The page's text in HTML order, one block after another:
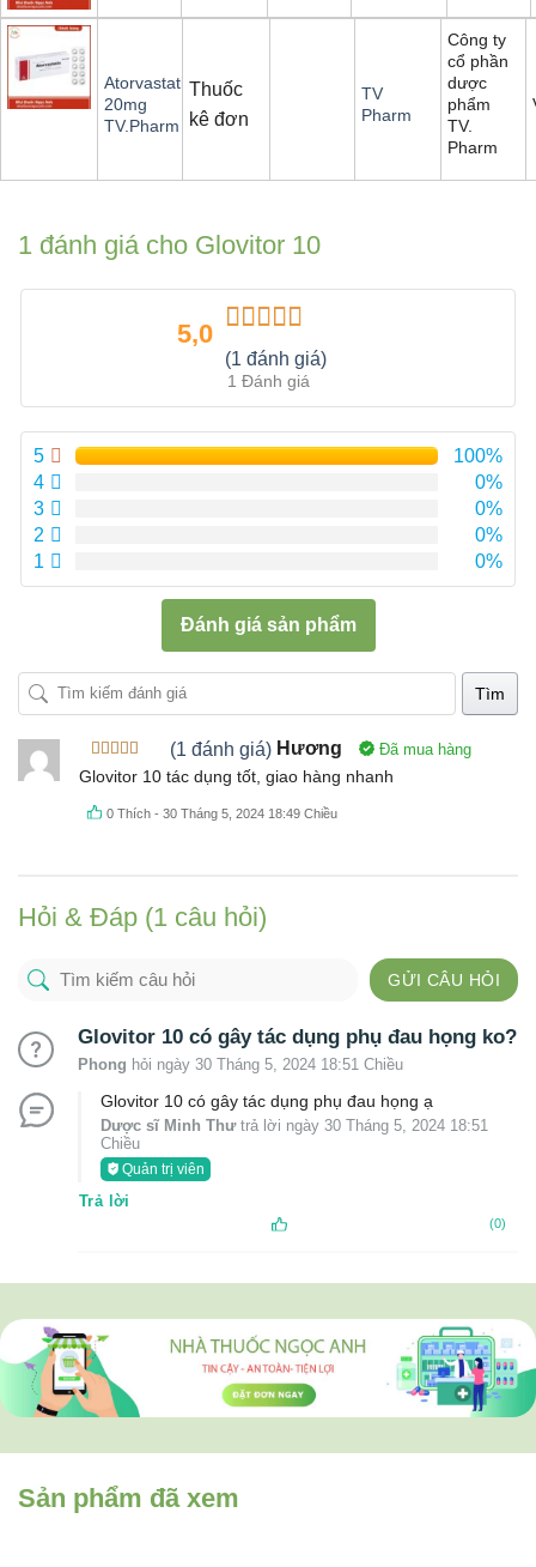
Atorvastatin
20mg
TV.Pharm
Thuốc
kê đơn
TV
Pharm
Công ty
cổ phần
dược
phẩm
TV.
Pharm
1 đánh giá cho Glovitor 10
5,0
Được xếp
hạng 5.00
sao
(1 đánh giá)
1 Đánh giá
5
100%
4
0%
3
0%
2
0%
1
0%
Đánh giá sản phẩm
Tìm
Được xếp
hạng5 5
sao
(1 đánh giá) Hương Đã mua hàng
Glovitor 10 tác dụng tốt, giao hàng nhanh
0 Thích -30 Tháng 5, 2024 18:49 Chiều
Hỏi & Đáp (1 câu hỏi)
GỬI CÂU HỎI
Glovitor 10 có gây tác dụng phụ đau họng ko?
Phong hỏi ngày 30 Tháng 5, 2024 18:51 Chiều
Glovitor 10 có gây tác dụng phụ đau họng ạ
Dược sĩ Minh Thưtrả lời ngày 30 Tháng 5, 2024 18:51
Chiều
Quản trị viên
Trả lời
(0)
Sản phẩm đã xem